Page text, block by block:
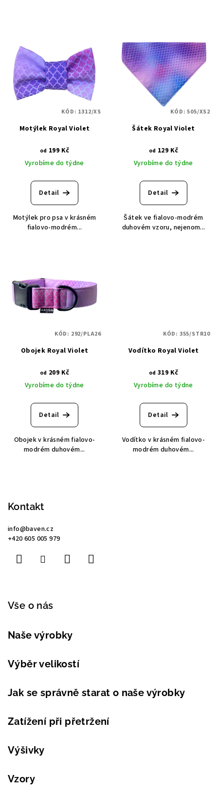
Motýlek Royal Violet
od 199 Kč
Vyrobíme do týdne
Detail
Motýlek pro psa v krásném
fialovo-modrém...
KÓD: 1312/XS
Šátek Royal Violet
od 129 Kč
Vyrobíme do týdne
Detail
Šátek ve fialovo-modrém
duhovém vzoru, nejenom...
KÓD:505/XS2
Obojek Royal Violet
od 209 Kč
Vyrobíme do týdne
Detail
Obojek v krásném fialovo-
modrém duhovém...
KÓD: 292/PLA26
Vodítko Royal Violet
od 319 Kč
Vyrobíme do týdne
Detail
Vodítko v krásném fialovo-
modrém duhovém...
KÓD: 355/STR10
Kontakt
info@baven.cz
+420 605 005 979
Vše o nás
Naše výrobky
Výběr velikostí
Jak se správně starat o naše výrobky
Zatížení při přetržení
Výšivky
Vzory